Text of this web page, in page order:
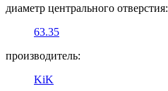
диаметр центрального отверстия:
63.35
производитель:
KiK